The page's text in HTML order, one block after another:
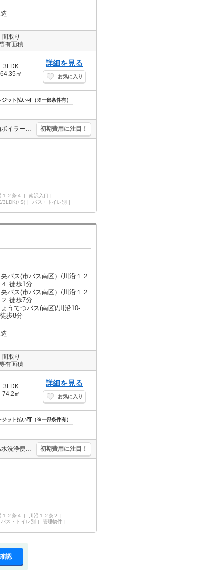
間取り
専有面積
3LDK
64.35㎡
詳細を見る
お気に入り
ジット払い可（※一部条件有）
エアコン1基付き。シャンドレ。ペット応相談。戸建感覚のテラスハウス。灯油ボイラー。引越指定業者あり。駐車場無料。TVインターホン付き。シューズボックス付き。初期費用カード払い可。メゾネットタイプ。 初期費用に注目！
１２条４
南沢入口
3LDK(+S)
バス・トイレ別
バス(市バス南区）/川沿１２
徒歩1分
バス(市バス南区）/川沿１２
徒歩7分
ょうてつバス(南区)/川沿10-
歩8分
間取り
専有面積
3LDK
74.2㎡
詳細を見る
お気に入り
ジット払い可（※一部条件有）
エアコン1基付き。灯油ボイラー。戸建感覚のテラスハウス。ペット応相談。温水洗浄便座付き。ホームステージング画像（家具小物等含む）はCG。引越指定業者あり。シャワー付トイレ。初期費用カード払い可。 初期費用に注目！
１２条４
川沿１２条２
バス・トイレ別
管理物件
認